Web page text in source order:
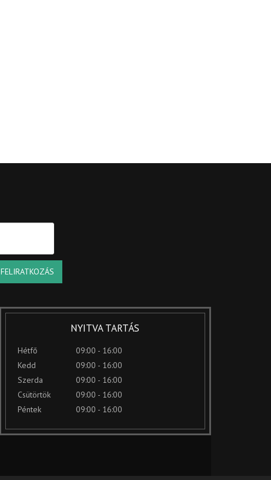
FELIRATKOZÁS
NYITVA TARTÁS
Hétfő
09:00 - 16:00
Kedd
09:00 - 16:00
Szerda
09:00 - 16:00
Csütörtök
09:00 - 16:00
Péntek
09:00 - 16:00